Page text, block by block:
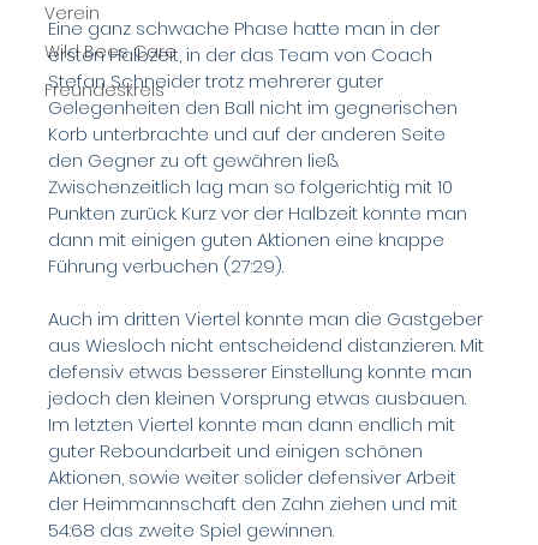
Verein
Wild Bees Care
Freundeskreis
Eine ganz schwache Phase hatte man in der
ersten Halbzeit, in der das Team von Coach
Stefan Schneider trotz mehrerer guter
Gelegenheiten den Ball nicht im gegnerischen
Korb unterbrachte und auf der anderen Seite
den Gegner zu oft gewähren ließ.
Zwischenzeitlich lag man so folgerichtig mit 10
Punkten zurück. Kurz vor der Halbzeit konnte man
dann mit einigen guten Aktionen eine knappe
Führung verbuchen (27:29).
Auch im dritten Viertel konnte man die Gastgeber
aus Wiesloch nicht entscheidend distanzieren. Mit
defensiv etwas besserer Einstellung konnte man
jedoch den kleinen Vorsprung etwas ausbauen.
Im letzten Viertel konnte man dann endlich mit
guter Reboundarbeit und einigen schönen
Aktionen, sowie weiter solider defensiver Arbeit
der Heimmannschaft den Zahn ziehen und mit
54:68 das zweite Spiel gewinnen.